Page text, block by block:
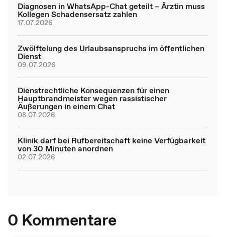
Diagnosen in WhatsApp-Chat geteilt – Ärztin muss
Kollegen Schadensersatz zahlen
17.07.2026
Zwölftelung des Urlaubsanspruchs im öffentlichen
Dienst
09.07.2026
Dienstrechtliche Konsequenzen für einen
Hauptbrandmeister wegen rassistischer
Äußerungen in einem Chat
08.07.2026
Klinik darf bei Rufbereitschaft keine Verfügbarkeit
von 30 Minuten anordnen
02.07.2026
0 Kommentare